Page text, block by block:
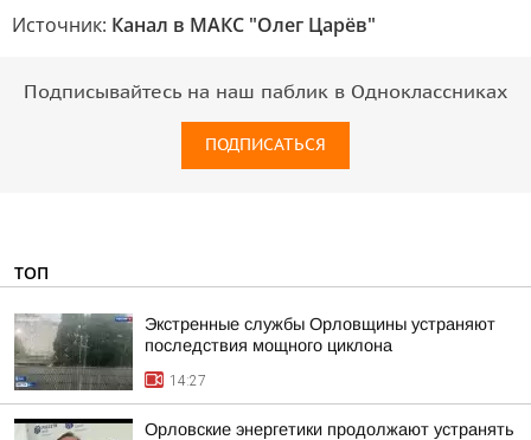
Источник: Канал в МАКС "Олег Царёв"
Подписывайтесь на наш паблик в Одноклассниках
ПОДПИСАТЬСЯ
ТОП
Экстренные службы Орловщины устраняют
последствия мощного циклона
14:27
Орловские энергетики продолжают устранять